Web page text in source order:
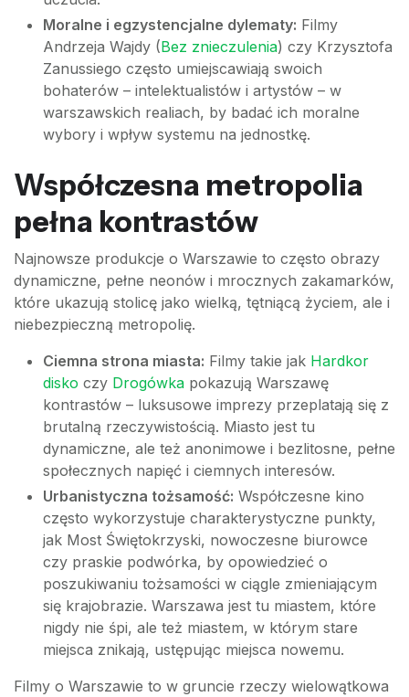
Moralne i egzystencjalne dylematy: Filmy
Andrzeja Wajdy (Bez znieczulenia) czy Krzysztofa
Zanussiego często umiejscawiają swoich
bohaterów – intelektualistów i artystów – w
warszawskich realiach, by badać ich moralne
wybory i wpływ systemu na jednostkę.
Współczesna metropolia
pełna kontrastów
Najnowsze produkcje o Warszawie to często obrazy
dynamiczne, pełne neonów i mrocznych zakamarków,
które ukazują stolicę jako wielką, tętniącą życiem, ale i
niebezpieczną metropolię.
Ciemna strona miasta: Filmy takie jak Hardkor
disko czy Drogówka pokazują Warszawę
kontrastów – luksusowe imprezy przeplatają się z
brutalną rzeczywistością. Miasto jest tu
dynamiczne, ale też anonimowe i bezlitosne, pełne
społecznych napięć i ciemnych interesów.
Urbanistyczna tożsamość: Współczesne kino
często wykorzystuje charakterystyczne punkty,
jak Most Świętokrzyski, nowoczesne biurowce
czy praskie podwórka, by opowiedzieć o
poszukiwaniu tożsamości w ciągle zmieniającym
się krajobrazie. Warszawa jest tu miastem, które
nigdy nie śpi, ale też miastem, w którym stare
miejsca znikają, ustępując miejsca nowemu.
Filmy o Warszawie to w gruncie rzeczy wielowątkowa